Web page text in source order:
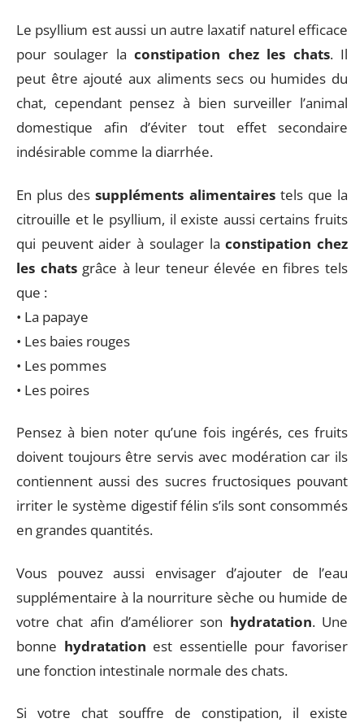
Le psyllium est aussi un autre laxatif naturel efficace
pour soulager laconstipation chez les chats. Il
peut être ajouté aux aliments secs ou humides du
chat, cependant pensez à bien surveiller l’animal
domestique afin d’éviter tout effet secondaire
indésirable comme la diarrhée.
En plus dessuppléments alimentairestels que la
citrouille et le psyllium, il existe aussi certains fruits
qui peuvent aider à soulager laconstipation chez
les chatsgrâce à leur teneur élevée en fibres tels
que :
• La papaye
• Les baies rouges
• Les pommes
• Les poires
Pensez à bien noter qu’une fois ingérés, ces fruits
doivent toujours être servis avec modération car ils
contiennent aussi des sucres fructosiques pouvant
irriter le système digestif félin s’ils sont consommés
en grandes quantités.
Vous pouvez aussi envisager d’ajouter de l’eau
supplémentaire à la nourriture sèche ou humide de
votre chat afin d’améliorer son hydratation. Une
bonne hydratation est essentielle pour favoriser
une fonction intestinale normale des chats.
Si votre chat souffre de constipation, il existe